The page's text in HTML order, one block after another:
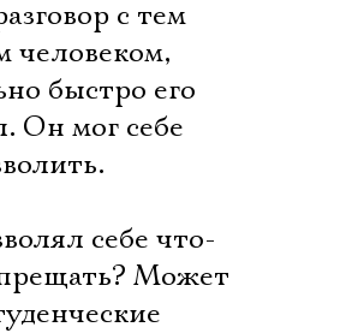
с тем
человеком,
быстро его
Он мог себе
себе что-
Может